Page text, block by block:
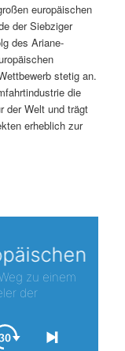
europäischen
der Siebziger
des Ariane-
stetig an.
die
der Welt und trägt
erheblich zur